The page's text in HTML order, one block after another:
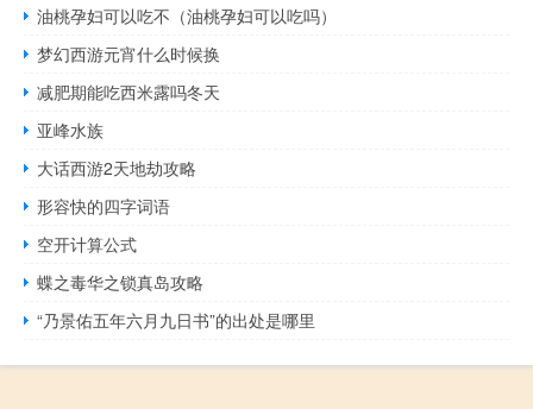
油桃孕妇可以吃不（油桃孕妇可以吃吗）
梦幻西游元宵什么时候换
减肥期能吃西米露吗冬天
亚峰水族
大话西游2天地劫攻略
形容快的四字词语
空开计算公式
蝶之毒华之锁真岛攻略
“乃景佑五年六月九日书”的出处是哪里